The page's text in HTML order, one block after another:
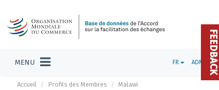
MENU FR ADMIN
Accueil Profils des Membres
Malawi
FEEDBACK